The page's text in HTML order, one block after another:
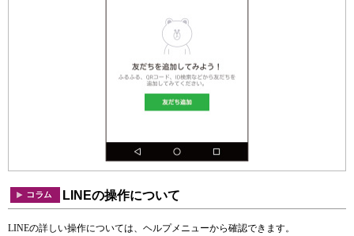
LINEの操作について
LINEの詳しい操作については、ヘルプメニューから確認できます。